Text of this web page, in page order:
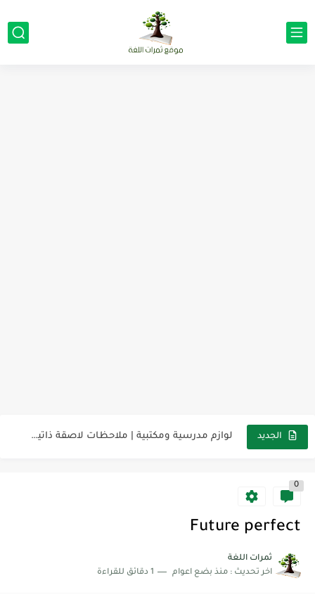
الجديد لوازم مدرسية ومكتبية | ملاحظات لاصقة ذاتية على شكل قلب...
0
Future perfect
ثمرات اللغة
اخر تحديث : منذ بضع اعوام 1 دقائق للقراءة